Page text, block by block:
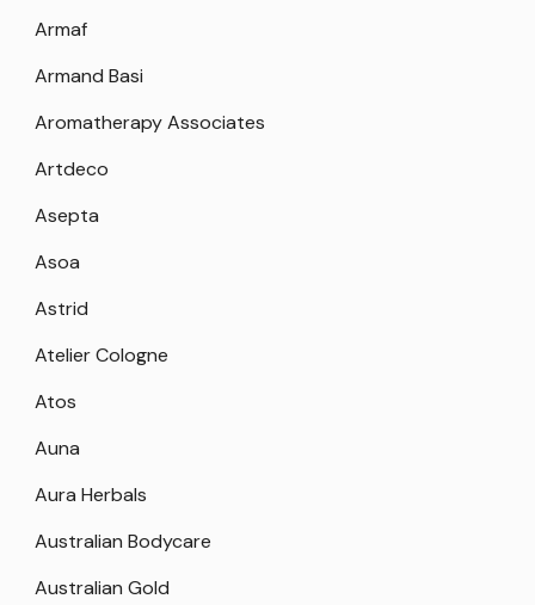
Armaf
Armand Basi
Aromatherapy Associates
Artdeco
Asepta
Asoa
Astrid
Atelier Cologne
Atos
Auna
Aura Herbals
Australian Bodycare
Australian Gold